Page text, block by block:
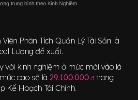
trung bình theo Kinh Nghiệm
Viên Phân Tích Quản Lý Tài Sản là
Lương đề xuất.
với kinh nghiệm ở mức mới vào là
cao sẽ là 29.100.000 đ trong
Kế Hoạch Tài Chính.